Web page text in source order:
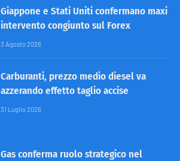
Giappone e Stati Uniti confermano maxi
intervento congiunto sul Forex
3 Agosto 2026
Carburanti, prezzo medio diesel va
azzerando effetto taglio accise
31 Luglio 2026
Gas conferma ruolo strategico nel